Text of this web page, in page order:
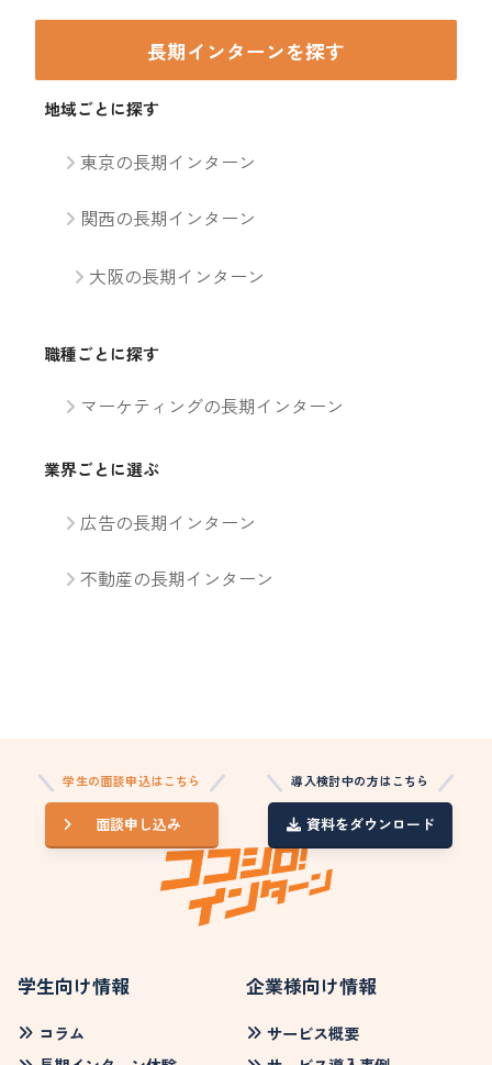
長期インターンを探す
地域ごとに探す
東京の長期インターン
関西の長期インターン
大阪の長期インターン
職種ごとに探す
マーケティングの長期インターン
業界ごとに選ぶ
広告の長期インターン
不動産の長期インターン
学生の面談申込はこちら
面談申し込み
導入検討中の方はこちら
資料をダウンロード
学生向け情報
コラム
企業様向け情報
サービス概要